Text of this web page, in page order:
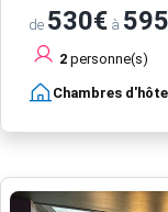
de 530€ à
2 personne(s)
Chambres